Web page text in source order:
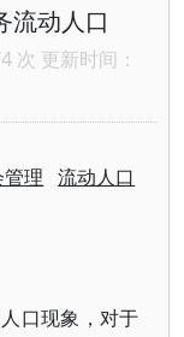
流动人口
次 更新时间：
理 流动人口
口现象，对于